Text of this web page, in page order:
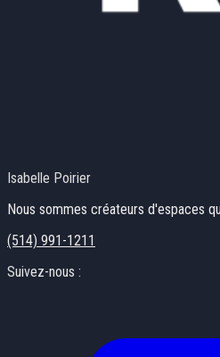
Isabelle Poirier
Nous sommes créateurs d'espaces
(514) 991-1211
Suivez-nous :